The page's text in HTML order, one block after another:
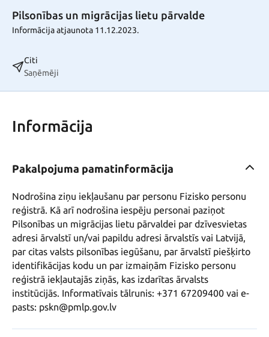
Pilsonības un migrācijas lietu pārvalde
Informācija atjaunota 11.12.2023.
Citi
Saņēmēji
Informācija
Pakalpojuma pamatinformācija
Nodrošina ziņu iekļaušanu par personu Fizisko personu
reģistrā. Kā arī nodrošina iespēju personai paziņot
Pilsonības un migrācijas lietu pārvaldei par dzīvesvietas
adresi ārvalstī un/vai papildu adresi ārvalstīs vai Latvijā,
par citas valsts pilsonības iegūšanu, par ārvalstī piešķirto
identifikācijas kodu un par izmaiņām Fizisko personu
reģistrā iekļautajās ziņās, kas izdarītas ārvalsts
institūcijās. Informatīvais tālrunis: +371 67209400 vai e-
pasts: pskn@pmlp.gov.lv